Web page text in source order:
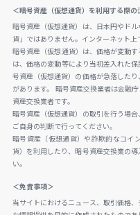
＜暗号資産（仮想通貨）を利用する際の
暗号資産（仮想通貨）は、日本円やド
貨」ではありません。インターネット上
暗号資産（仮想通貨）は、価格が変動
は、価格の変動等により当初差入れた
号資産（仮想通貨）の価格が急落した
があります。 暗号資産交換業者は金融
資産交換業者です。
暗号資産（仮想通貨）の取引を行う場
ご自身の判断で行ってください。
暗号資産（仮想通貨）や詐欺的なコイ
貨）を利用したり、暗号資産交換業の
い。
＜免責事項＞
当サイトにおけるニュース、取引価格